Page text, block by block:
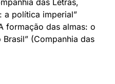
a política imperial”
formação das almas: o
(Companhia das